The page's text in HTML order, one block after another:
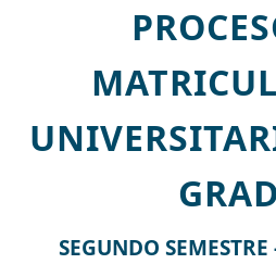
SEGUNDO